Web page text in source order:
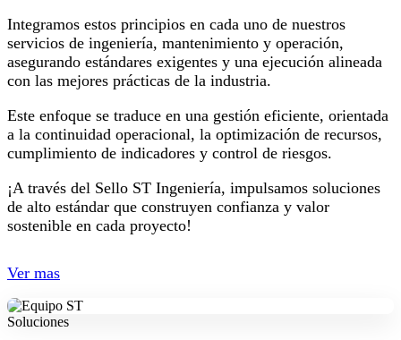
Integramos estos principios en cada uno de nuestros
servicios de ingeniería, mantenimiento y operación,
asegurando estándares exigentes y una ejecución alineada
con las mejores prácticas de la industria.
Este enfoque se traduce en una gestión eficiente, orientada
a la continuidad operacional, la optimización de recursos,
cumplimiento de indicadores y control de riesgos.
¡A través del Sello ST Ingeniería, impulsamos soluciones
de alto estándar que construyen confianza y valor
sostenible en cada proyecto!
Ver mas
Soluciones